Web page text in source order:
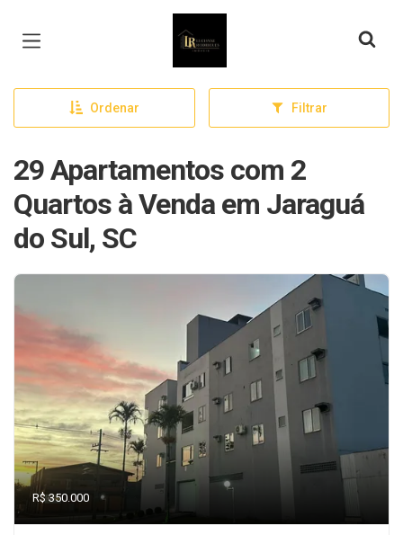
Página inicial
Ordenar Filtrar
29 Apartamentos com 2
Quartos à Venda em Jaraguá
do Sul, SC
R$ 350.000